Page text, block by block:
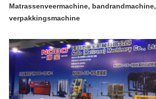
Matrassenveermachine, bandrandmachine,
verpakkingsmachine